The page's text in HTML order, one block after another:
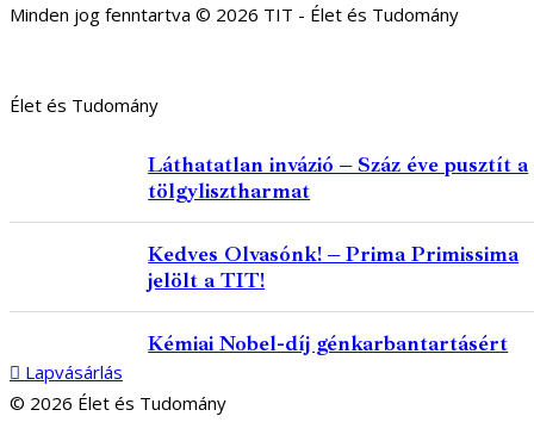
Minden jog fenntartva © 2026 TIT - Élet és Tudomány
Élet és Tudomány
Láthatatlan invázió – Száz éve pusztít a
tölgylisztharmat
Kedves Olvasónk! – Prima Primissima
jelölt a TIT!
Kémiai Nobel-díj génkarbantartásért
Lapvásárlás
© 2026 Élet és Tudomány